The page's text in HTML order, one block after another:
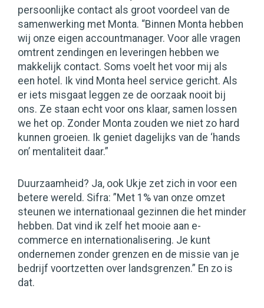
persoonlijke contact als groot voordeel van de
samenwerking met Monta. “Binnen Monta hebben
wij onze eigen accountmanager. Voor alle vragen
omtrent zendingen en leveringen hebben we
makkelijk contact. Soms voelt het voor mij als
een hotel. Ik vind Monta heel service gericht. Als
er iets misgaat leggen ze de oorzaak nooit bij
ons. Ze staan echt voor ons klaar, samen lossen
we het op. Zonder Monta zouden we niet zo hard
kunnen groeien. Ik geniet dagelijks van de ‘hands
on’ mentaliteit daar.”
Duurzaamheid? Ja, ook Ukje zet zich in voor een
betere wereld. Sifra: ”Met 1% van onze omzet
steunen we internationaal gezinnen die het minder
hebben. Dat vind ik zelf het mooie aan e-
commerce en internationalisering. Je kunt
ondernemen zonder grenzen en de missie van je
bedrijf voortzetten over landsgrenzen.” En zo is
dat.